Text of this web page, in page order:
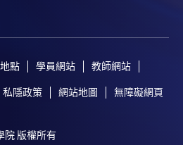
點 學員網站 教師網站
私隱政策 網站地圖 無障礙網頁
院 版權所有